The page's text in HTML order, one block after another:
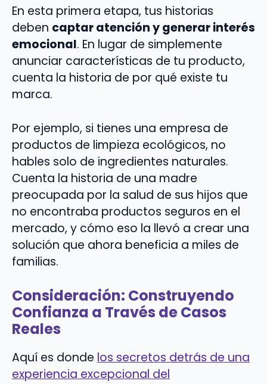
En esta primera etapa, tus historias
deben captar atención y generar interés
emocional. En lugar de simplemente
anunciar características de tu producto,
cuenta la historia de por qué existe tu
marca.
Por ejemplo, si tienes una empresa de
productos de limpieza ecológicos, no
hables solo de ingredientes naturales.
Cuenta la historia de una madre
preocupada por la salud de sus hijos que
no encontraba productos seguros en el
mercado, y cómo eso la llevó a crear una
solución que ahora beneficia a miles de
familias.
Consideración: Construyendo
Confianza a Través de Casos
Reales
Aquí es donde los secretos detrás de una
experiencia excepcional del